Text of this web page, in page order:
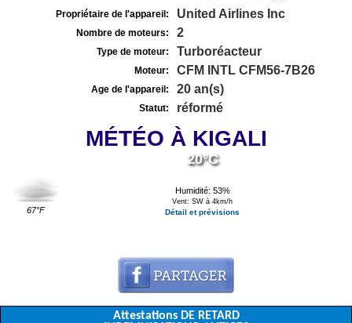
Propriétaire de l'appareil: United Airlines Inc
Nombre de moteurs: 2
Type de moteur: Turboréacteur
Moteur: CFM INTL CFM56-7B26
Age de l'appareil: 20 an(s)
Statut: réformé
MÉTÉO À KIGALI
67°F
20°C
Humidité: 53%
Vent: SW à 4km/h
Détail et prévisions
Attestations DE RETARD